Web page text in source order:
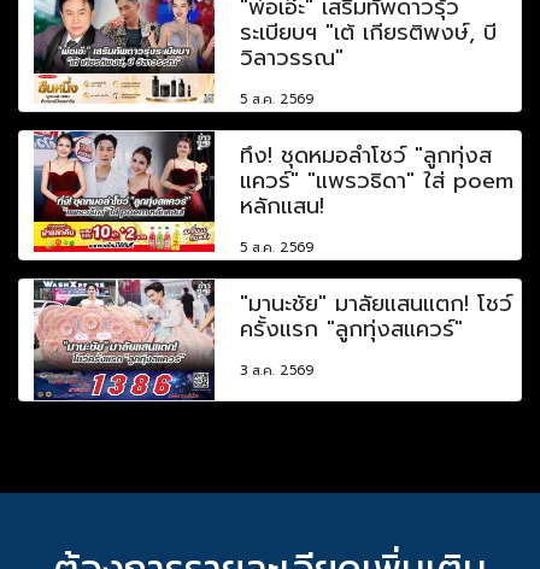
"พ่อเอ๊ะ" เสริมทัพดาวรุ้ว
ระเบียบฯ "เต้ เกียรติพงษ์, บี
วิลาวรรณ"
5 ส.ค. 2569
ทึ่ง! ชุดหมอลำโชว์ "ลูกทุ่งส
แควร์" "แพรวธิดา" ใส่ poem
หลักแสน!
5 ส.ค. 2569
"มานะชัย" มาลัยแสนแตก! โชว์
ครั้งแรก "ลูกทุ่งสแควร์"
3 ส.ค. 2569